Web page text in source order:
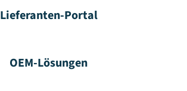
Lieferanten-Portal
OEM-Lösungen